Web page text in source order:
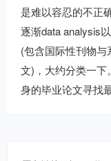
是难以容忍的不正
逐渐data analysis
(包含国际性刊物
文)，大约分类一下
身的毕业论文寻找